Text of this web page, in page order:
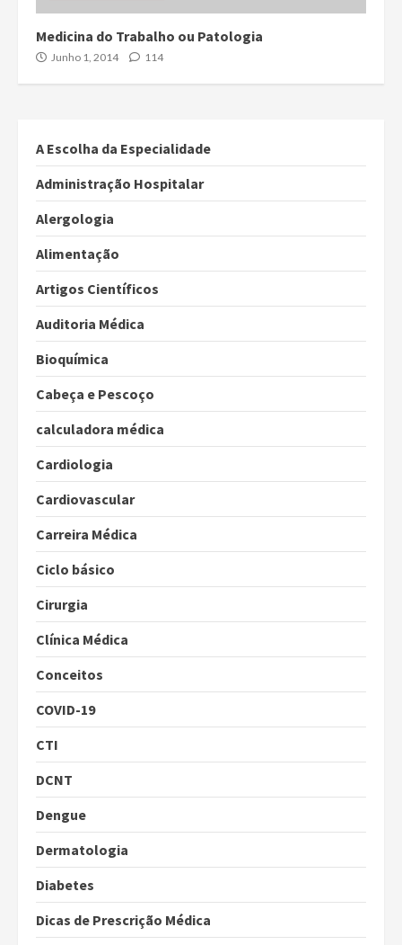
Medicina do Trabalho ou Patologia
Junho 1, 2014 114
A Escolha da Especialidade
Administração Hospitalar
Alergologia
Alimentação
Artigos Científicos
Auditoria Médica
Bioquímica
Cabeça e Pescoço
calculadora médica
Cardiologia
Cardiovascular
Carreira Médica
Ciclo básico
Cirurgia
Clínica Médica
Conceitos
COVID-19
CTI
DCNT
Dengue
Dermatologia
Diabetes
Dicas de Prescrição Médica